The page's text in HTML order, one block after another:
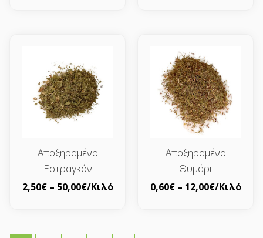
Αποξηραμένο
Εστραγκόν
2,50€ – 50,00€/Κιλό
Αποξηραμένο
Θυμάρι
0,60€ – 12,00€/Κιλό